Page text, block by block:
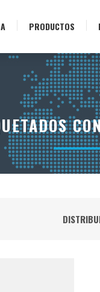
PRODUCTOS